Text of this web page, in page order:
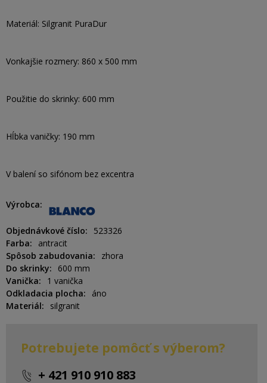
Materiál: Silgranit PuraDur
Vonkajšie rozmery: 860 x 500 mm
Použitie do skrinky: 600 mm
Hĺbka vaničky: 190 mm
V balení so sifónom bez excentra
Výrobca
Objednávkové číslo
523326
Farba
antracit
Spôsob zabudovania
zhora
Do skrinky
600 mm
Vanička
1 vanička
Odkladacia plocha
áno
Materiál
silgranit
Potrebujete pomôcť s výberom?
+ 421 910 910 883